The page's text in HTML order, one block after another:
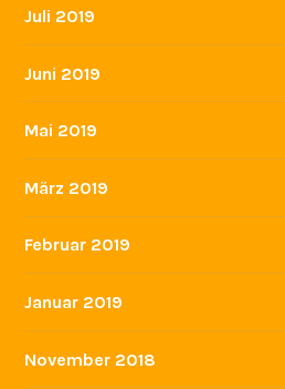
Juli 2019
Juni 2019
Mai 2019
März 2019
Februar 2019
Januar 2019
November 2018